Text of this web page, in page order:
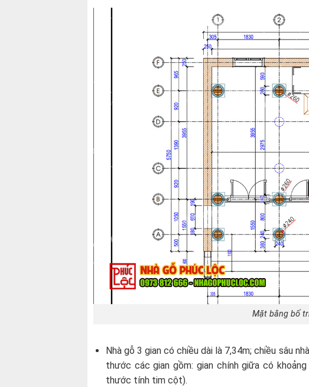
Mặt bằng bố
Nhà gỗ 3 gian có chiều dài là 7,34m; chiều sâu
thước các gian gồm: gian chính giữa có
thước tính tim cột).